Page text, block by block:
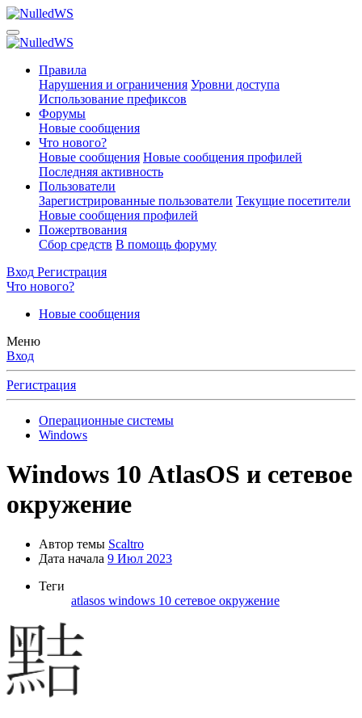
Правила
Нарушения и ограничения Уровни доступа
Использование префиксов
Форумы
Новые сообщения
Что нового?
Новые сообщения Новые сообщения профилей
Последняя активность
Пользователи
Зарегистрированные пользователи Текущие посетители
Новые сообщения профилей
Пожертвования
Сбор средств В помощь форуму
Вход Регистрация
Что нового?
Новые сообщения
Меню
Вход
Регистрация
Операционные системы
Windows
Windows 10 AtlasOS и сетевое
окружение
Автор темы Scaltro
Дата начала 9 Июл 2023
Теги
atlasos windows 10 сетевое окружение